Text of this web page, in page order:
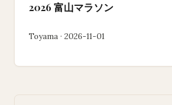
2026 富山マラソン
Toyama · 2026-11-01